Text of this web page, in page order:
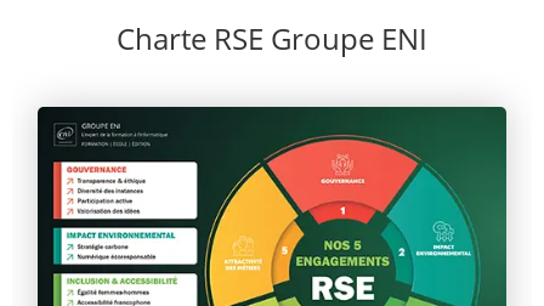
Charte RSE Groupe ENI